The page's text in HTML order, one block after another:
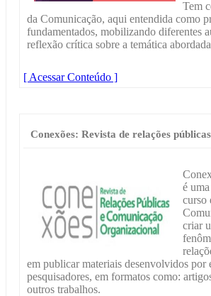
Tem
da Comunicação, aqui entendida como
fundamentados, mobilizando diferentes
reflexão crítica sobre a temática
[ Acessar Conteúdo ]
Conexões: Revista de relações
é
curso
criar
em publicar materiais desenvolvidos por
pesquisadores, em formatos como:
outros trabalhos.